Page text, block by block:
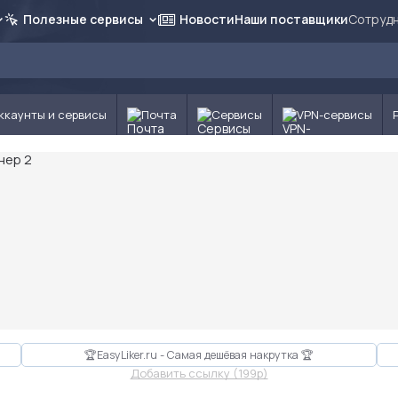
Полезные сервисы НовостиНаши поставщики
и сервисы Почта Сервисы VPN-сервисы
🏆EasyLiker.ru - Самая дешёвая накрутка 🏆
Добавить ссылку (199p)